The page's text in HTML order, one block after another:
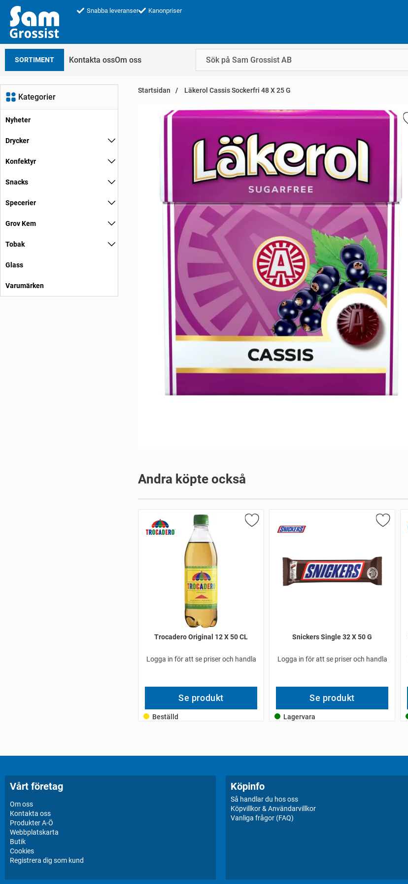
Snabba leveranser Kanonpriser
SORTIMENT Kontakta ossOm oss
Kategorier
Nyheter
Drycker
Konfektyr
Snacks
Specerier
Grov Kem
Tobak
Glass
Varumärken
Startsidan Läkerol Cassis Sockerfri 48 X 25 G
Andra köpte också
Trocadero Original 12 X 50 CL
Logga in för att se priser och handla
Se produkt
Beställd
Snickers Single 32 X 50 G
Logga in för att se priser och handla
Se produkt
Lagervara
Vårt företag
Om oss
Kontakta oss
Produkter A-Ö
Webbplatskarta
Butik
Cookies
Registrera dig som kund
Köpinfo
Så handlar du hos oss
Köpvillkor & Användarvillkor
Vanliga frågor (FAQ)